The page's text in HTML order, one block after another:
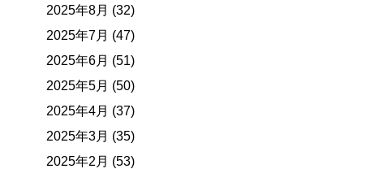
2025年8月 (32)
2025年7月 (47)
2025年6月 (51)
2025年5月 (50)
2025年4月 (37)
2025年3月 (35)
2025年2月 (53)